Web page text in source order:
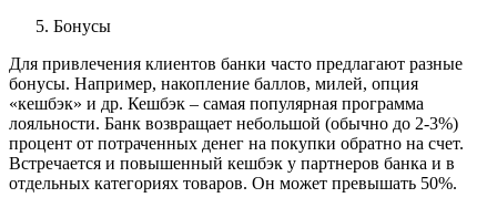
Бонусы
Для привлечения клиентов банки часто предлагают разные
бонусы. Например, накопление баллов, милей, опция
«кешбэк» и др. Кешбэк – самая популярная программа
лояльности. Банк возвращает небольшой (обычно до 2-3%)
процент от потраченных денег на покупки обратно на счет.
Встречается и повышенный кешбэк у партнеров банка и в
отдельных категориях товаров. Он может превышать 50%.